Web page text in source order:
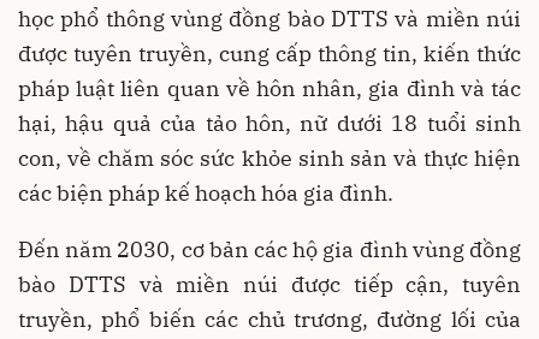
học phổ thông vùng đồng bào DTTS và miền núi
được tuyên truyền, cung cấp thông tin, kiến thức
pháp luật liên quan về hôn nhân, gia đình và tác
hại, hậu quả của tảo hôn, nữ dưới 18 tuổi sinh
con, về chăm sóc sức khỏe sinh sản và thực hiện
các biện pháp kế hoạch hóa gia đình.
Đến năm 2030, cơ bản các hộ gia đình vùng đồng
bào DTTS và miền núi được tiếp cận, tuyên
truyền, phổ biến các chủ trương, đường lối của